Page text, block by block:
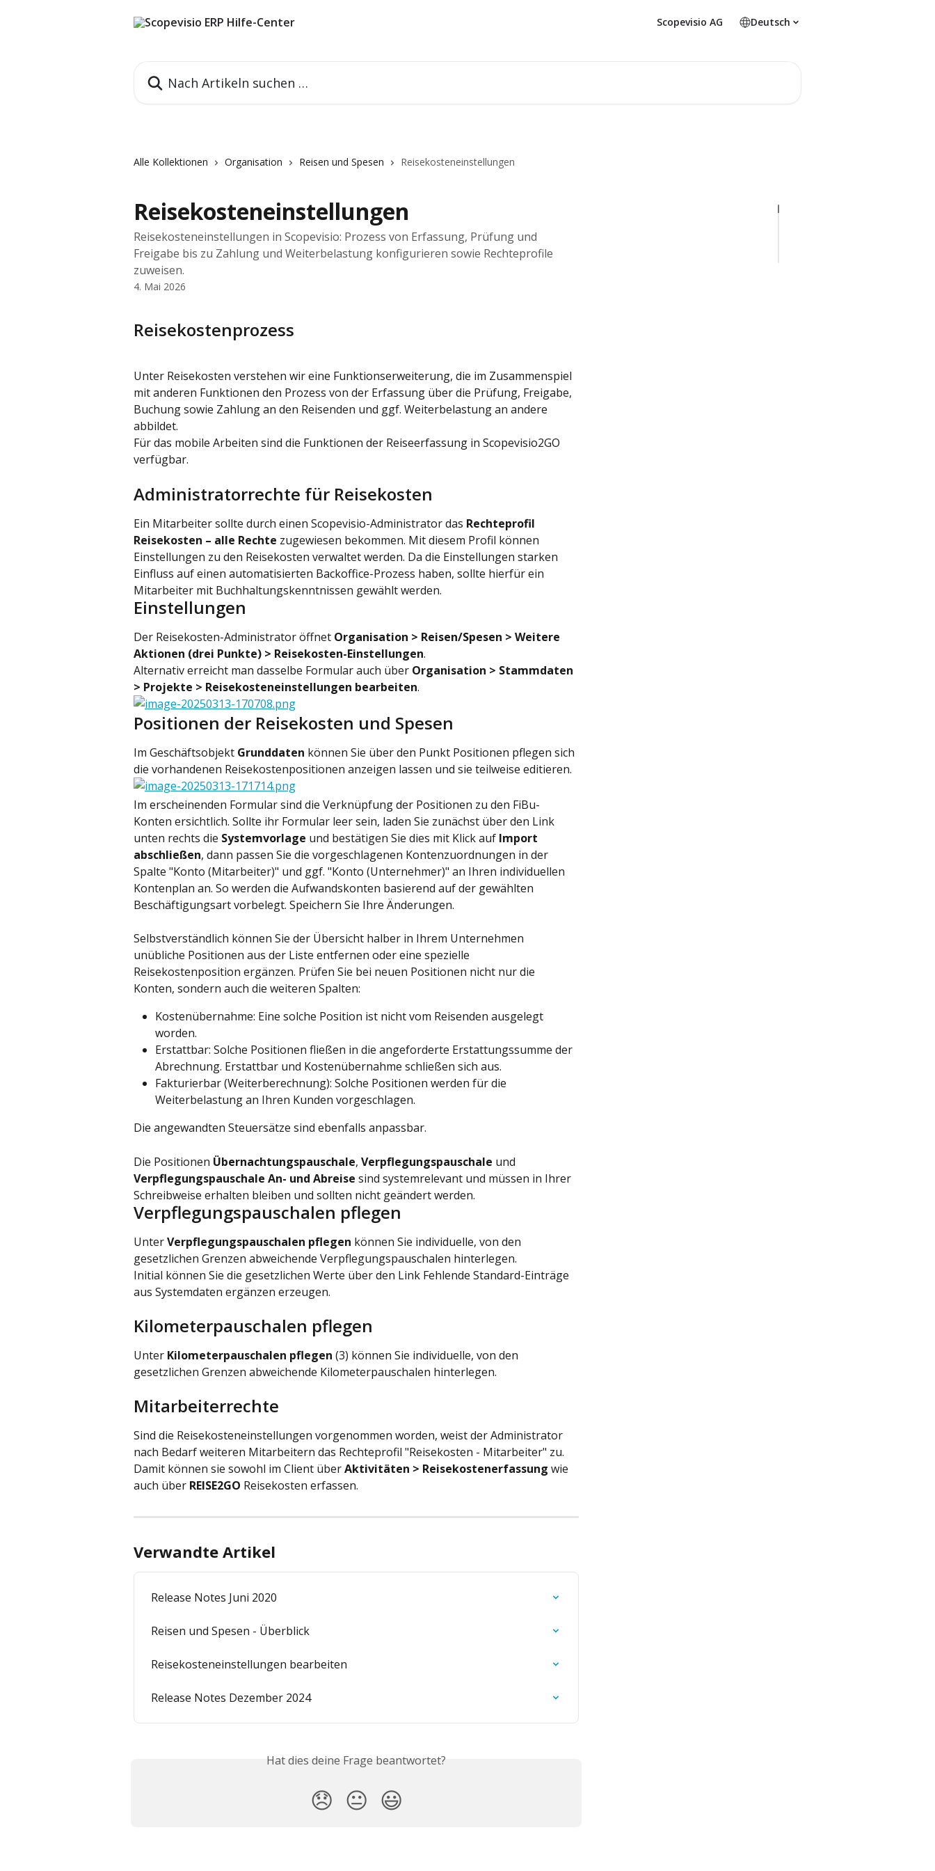
Scopevisio AG Deutsch
Alle Kollektionen Organisation Reisen und Spesen Reisekosteneinstellungen
Reisekosteneinstellungen
Reisekosteneinstellungen in Scopevisio: Prozess von Erfassung, Prüfung und
Freigabe bis zu Zahlung und Weiterbelastung konfigurieren sowie Rechteprofile
zuweisen.
4. Mai 2026
Reisekostenprozess
Unter Reisekosten verstehen wir eine Funktionserweiterung, die im Zusammenspiel
mit anderen Funktionen den Prozess von der Erfassung über die Prüfung, Freigabe,
Buchung sowie Zahlung an den Reisenden und ggf. Weiterbelastung an andere
abbildet.
Für das mobile Arbeiten sind die Funktionen der Reiseerfassung in Scopevisio2GO
verfügbar.
Administratorrechte für Reisekosten
Ein Mitarbeiter sollte durch einen Scopevisio-Administrator das Rechteprofil
Reisekosten – alle Rechte zugewiesen bekommen. Mit diesem Profil können
Einstellungen zu den Reisekosten verwaltet werden. Da die Einstellungen starken
Einfluss auf einen automatisierten Backoffice-Prozess haben, sollte hierfür ein
Mitarbeiter mit Buchhaltungskenntnissen gewählt werden.
Einstellungen
Der Reisekosten-Administrator öffnet Organisation > Reisen/Spesen > Weitere
Aktionen (drei Punkte) > Reisekosten-Einstellungen.
Alternativ erreicht man dasselbe Formular auch über Organisation > Stammdaten
> Projekte > Reisekosteneinstellungen bearbeiten.
Positionen der Reisekosten und Spesen
Im Geschäftsobjekt Grunddaten können Sie über den Punkt Positionen pflegen sich
die vorhandenen Reisekostenpositionen anzeigen lassen und sie teilweise editieren.
Im erscheinenden Formular sind die Verknüpfung der Positionen zu den FiBu-
Konten ersichtlich. Sollte ihr Formular leer sein, laden Sie zunächst über den Link
unten rechts die Systemvorlage und bestätigen Sie dies mit Klick auf Import
abschließen, dann passen Sie die vorgeschlagenen Kontenzuordnungen in der
Spalte "Konto (Mitarbeiter)" und ggf. "Konto (Unternehmer)" an Ihren individuellen
Kontenplan an. So werden die Aufwandskonten basierend auf der gewählten
Beschäftigungsart vorbelegt. Speichern Sie Ihre Änderungen.
Selbstverständlich können Sie der Übersicht halber in Ihrem Unternehmen
unübliche Positionen aus der Liste entfernen oder eine spezielle
Reisekostenposition ergänzen. Prüfen Sie bei neuen Positionen nicht nur die
Konten, sondern auch die weiteren Spalten:
Kostenübernahme: Eine solche Position ist nicht vom Reisenden ausgelegt
worden.
Erstattbar: Solche Positionen fließen in die angeforderte Erstattungssumme der
Abrechnung. Erstattbar und Kostenübernahme schließen sich aus.
Fakturierbar (Weiterberechnung): Solche Positionen werden für die
Weiterbelastung an Ihren Kunden vorgeschlagen.
Die angewandten Steuersätze sind ebenfalls anpassbar.
Die Positionen Übernachtungspauschale, Verpflegungspauschale und
Verpflegungspauschale An- und Abreise sind systemrelevant und müssen in Ihrer
Schreibweise erhalten bleiben und sollten nicht geändert werden.
Verpflegungspauschalen pflegen
Unter Verpflegungspauschalen pflegen können Sie individuelle, von den
gesetzlichen Grenzen abweichende Verpflegungspauschalen hinterlegen.
Initial können Sie die gesetzlichen Werte über den Link Fehlende Standard-Einträge
aus Systemdaten ergänzen erzeugen.
Kilometerpauschalen pflegen
Unter Kilometerpauschalen pflegen (3) können Sie individuelle, von den
gesetzlichen Grenzen abweichende Kilometerpauschalen hinterlegen.
Mitarbeiterrechte
Sind die Reisekosteneinstellungen vorgenommen worden, weist der Administrator
nach Bedarf weiteren Mitarbeitern das Rechteprofil "Reisekosten - Mitarbeiter" zu.
Damit können sie sowohl im Client über Aktivitäten > Reisekostenerfassung wie
auch über REISE2GO Reisekosten erfassen.
Verwandte Artikel
Release Notes Juni 2020
Reisen und Spesen - Überblick
Reisekosteneinstellungen bearbeiten
Release Notes Dezember 2024
Hat dies deine Frage beantwortet?
😞 😐 😃